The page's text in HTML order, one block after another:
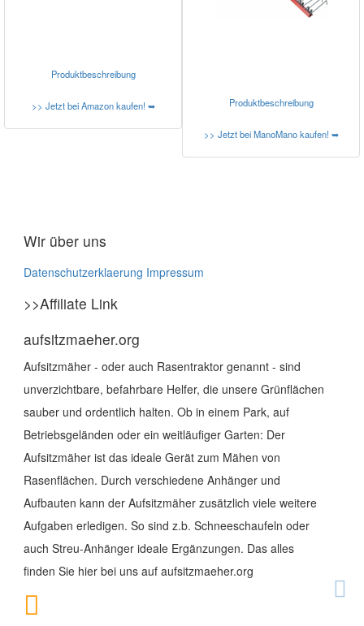
Produktbeschreibung
>> Jetzt bei Amazon kaufen! ➥ Produktbeschreibung
>> Jetzt bei ManoMano kaufen! ➥
Wir über uns
Datenschutzerklaerung Impressum
>>Affiliate Link
aufsitzmaeher.org
Aufsitzmäher - oder auch Rasentraktor genannt - sind
unverzichtbare, befahrbare Helfer, die unsere Grünflächen
sauber und ordentlich halten. Ob in einem Park, auf
Betriebsgeländen oder ein weitläufiger Garten: Der
Aufsitzmäher ist das ideale Gerät zum Mähen von
Rasenflächen. Durch verschiedene Anhänger und
Aufbauten kann der Aufsitzmäher zusätzlich viele weitere
Aufgaben erledigen. So sind z.b. Schneeschaufeln oder
auch Streu-Anhänger ideale Ergänzungen. Das alles
finden Sie hier bei uns auf aufsitzmaeher.org